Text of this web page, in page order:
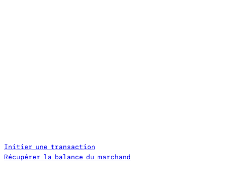
Initier une transaction
Récupérer la balance du marchand